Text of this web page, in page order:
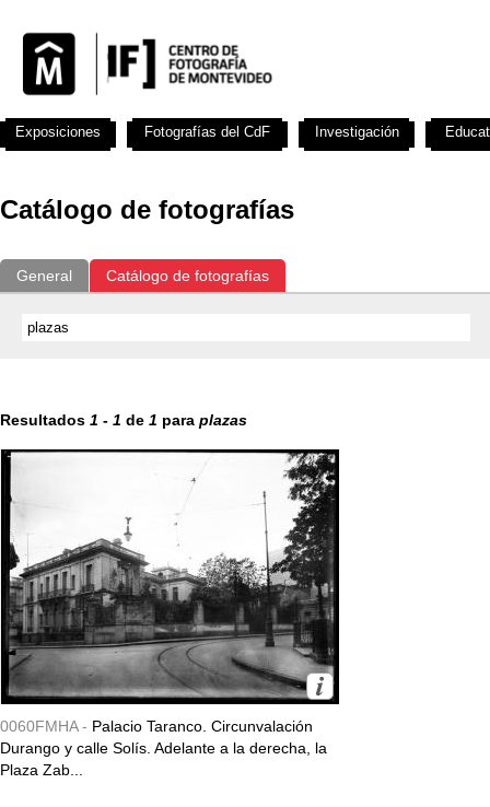
Catálogo de fotografías
General Catálogo de fotografías
Resultados 1 - 1 de 1 para plazas
0060FMHA - Palacio Taranco. Circunvalación
Durango y calle Solís. Adelante a la derecha, la
Plaza Zab...
Exposiciones Fotografías del CdF Investigación